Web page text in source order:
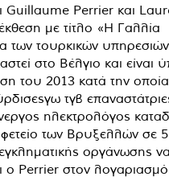
Guillaume Perrier και
με τίτλο «Η Γαλλία
των τουρκικών
στο Βέλγιο και είναι
του 2013 κατά την οποία
τγβ
ηλεκτρολόγος
των Βρυξελλών σε 5
οργάνωσης
ο Perrier στον